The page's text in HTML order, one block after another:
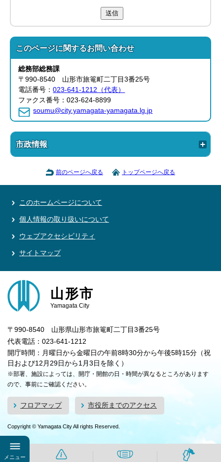
送信
このページに関するお問い合わせ
総務部総務課
〒990-8540 山形市旅篭町二丁目3番25号
電話番号：023-641-1212（代表）
ファクス番号：023-624-8899
soumu@city.yamagata-yamagata.lg.jp
市政情報
前のページへ戻る トップページへ戻る
メニュー
このホームページについて
個人情報の取り扱いについて
ウェブアクセシビリティ
サイトマップ
山形市
Yamagata City
〒990-8540 山形県山形市旅篭町二丁目3番25号
代表電話：023-641-1212
開庁時間：月曜日から金曜日の午前8時30分から午後5時15分（祝
日および12月29日から1月3日を除く）
※部署、施設によっては、開庁・開館の日・時間が異なるところがあります
ので、事前にご確認ください。
フロアマップ 市役所までのアクセス
Copyright © Yamagata City All rights Reserved.